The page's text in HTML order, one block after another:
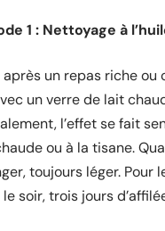
1 : Nettoyage à
après un repas riche ou
un verre de lait
l’effet se fait
ou à la tisane.
toujours léger. Pour
soir, trois jours